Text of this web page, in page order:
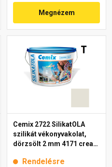
Megnézem
Cemix 2722 SilikatOLA
szilikát vékonyvakolat,
dörzsölt 2 mm 4171 cream
Rendelésre